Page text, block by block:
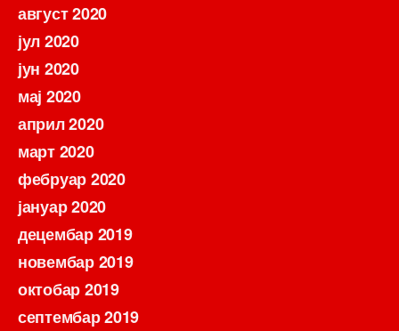
август 2020
јул 2020
јун 2020
мај 2020
април 2020
март 2020
фебруар 2020
јануар 2020
децембар 2019
новембар 2019
октобар 2019
септембар 2019